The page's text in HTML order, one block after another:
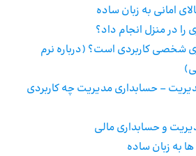
امانی به زبان ساده
را در منزل انجام داد؟
شخصی کاربردی است؟ (درباره نرم
– حسابداری مدیریت چه کاربردی
و حسابداری مالی
به زبان ساده